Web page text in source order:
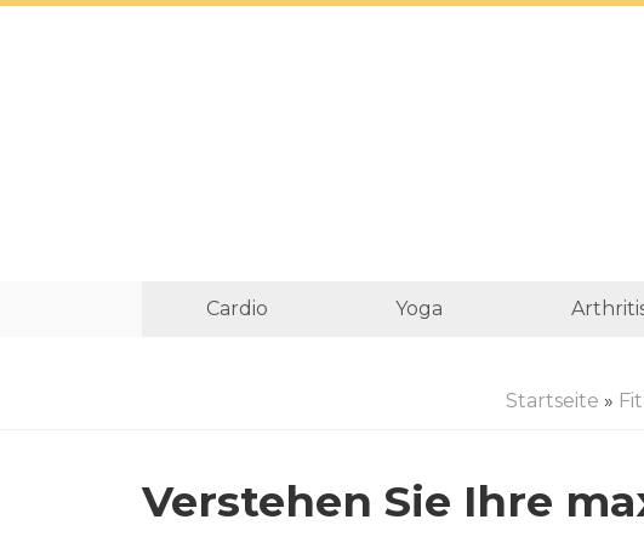
Cardio Yoga
Startseite »
Verstehen Sie Ihre